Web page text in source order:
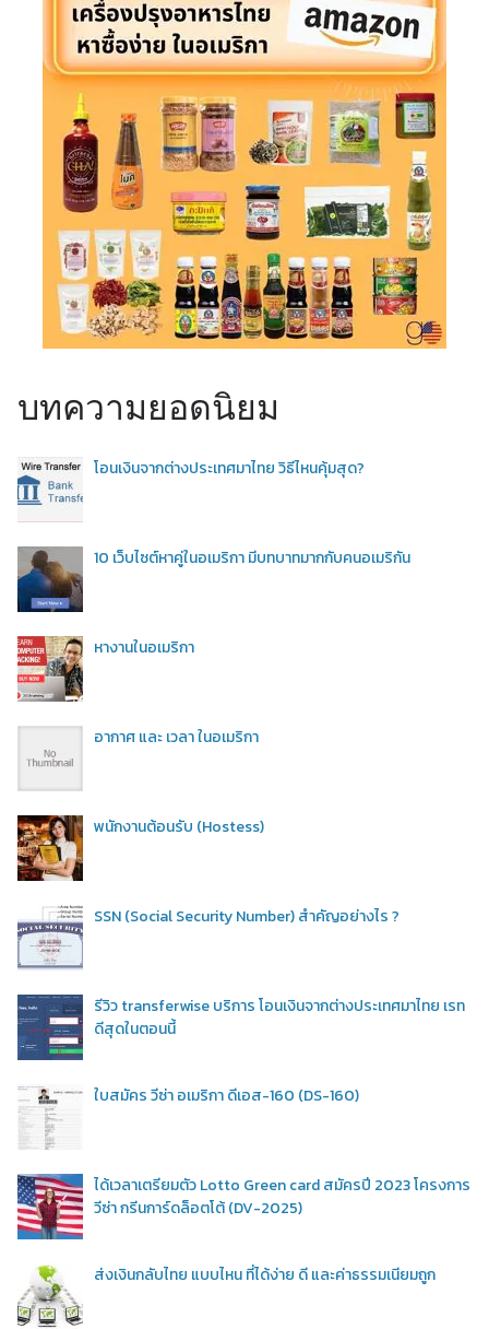
บทความยอดนิยม
โอนเงินจากต่างประเทศมาไทย วิธีไหนคุ้มสุด?
10 เว็บไซต์หาคู่ในอเมริกา มีบทบาทมากกับคนอเมริกัน
หางานในอเมริกา
อากาศ และ เวลา ในอเมริกา
พนักงานต้อนรับ (Hostess)
SSN (Social Security Number) สำคัญอย่างไร ?
รีวิว transferwise บริการ โอนเงินจากต่างประเทศมาไทย เรท
ดีสุดในตอนนี้
ใบสมัคร วีซ่า อเมริกา ดีเอส-160 (DS-160)
ได้เวลาเตรียมตัว Lotto Green card สมัครปี 2023 โครงการ
วีซ่า กรีนการ์ดล็อตโต้ (DV-2025)
ส่งเงินกลับไทย แบบไหน ที่ได้ง่าย ดี และค่าธรรมเนียมถูก